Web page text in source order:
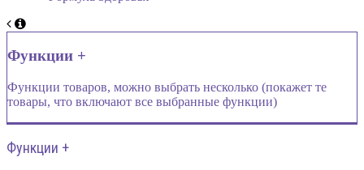
Функции +
Функции товаров, можно выбрать несколько (покажет те
товары, что включают все выбранные функции)
Функции +